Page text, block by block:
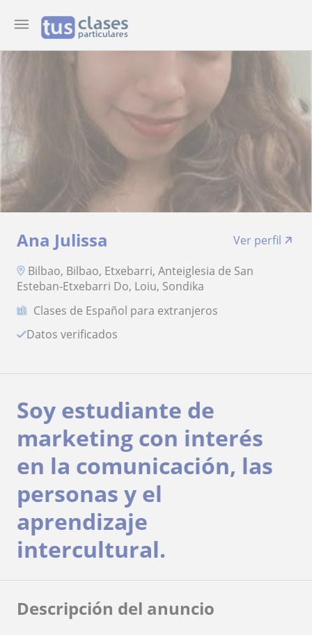
Ana Julissa
Ver perfil
Bilbao, Bilbao, Etxebarri, Anteiglesia de San
Esteban-Etxebarri Do, Loiu, Sondika
Clases de Español para extranjeros
Datos verificados
Soy estudiante de
marketing con interés
en la comunicación, las
personas y el
aprendizaje
intercultural.
Descripción del anuncio